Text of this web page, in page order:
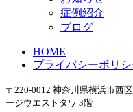
症例紹介
ブログ
HOME
プライバシーポリシ
〒220-0012 神奈川県横浜市西
ージウエストタワ 3階